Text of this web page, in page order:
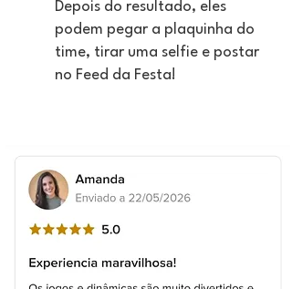
Depois do resultado, eles
podem pegar a plaquinha do
time, tirar uma selfie e postar
no Feed da Festa!